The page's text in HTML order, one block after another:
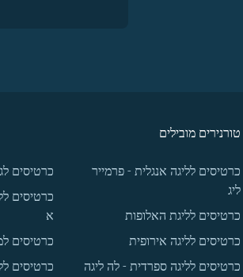
טורנירים מובילים
כרטיסים לליגה אנגלית - פרמייר
ליג
כרטיסים לליגת האלופות
כרטיסים לליגה אירופית
כרטיסים לליגה ספרדית - לה ליגה
כרטיסים
כרטיסים
א
כרטיסים
כרטיסים